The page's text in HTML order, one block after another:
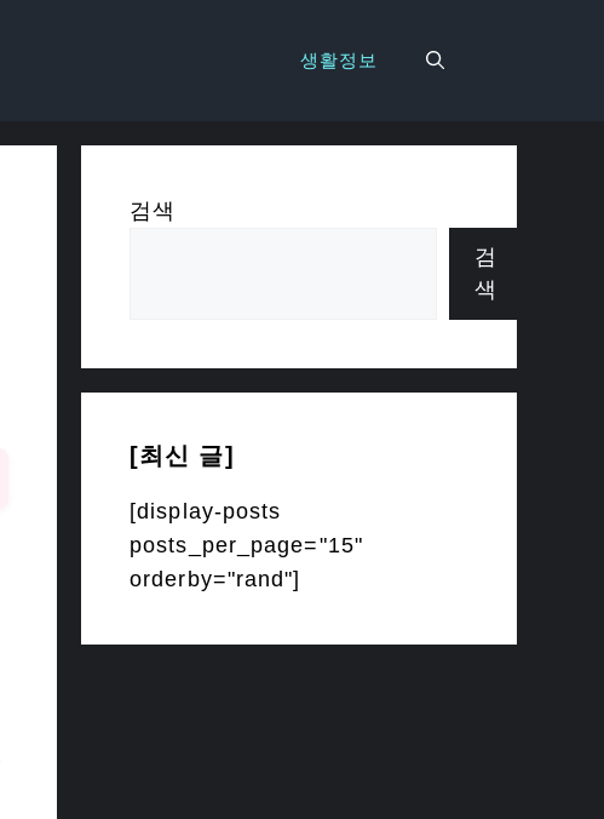
생활정보
검색
검
색
[최신 글]
[display-posts
posts_per_page="15"
orderby="rand"]